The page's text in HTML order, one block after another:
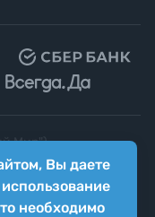
Вы даете
необходимо
Мир")